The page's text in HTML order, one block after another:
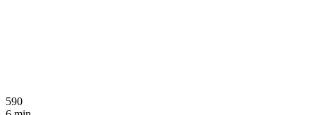
590